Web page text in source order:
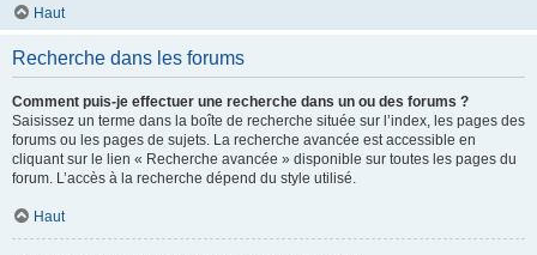
Haut
Recherche dans les forums
Comment puis-je effectuer une recherche dans un ou des forums ?
Saisissez un terme dans la boîte de recherche située sur l’index, les pages des
forums ou les pages de sujets. La recherche avancée est accessible en
cliquant sur le lien « Recherche avancée » disponible sur toutes les pages du
forum. L’accès à la recherche dépend du style utilisé.
Haut